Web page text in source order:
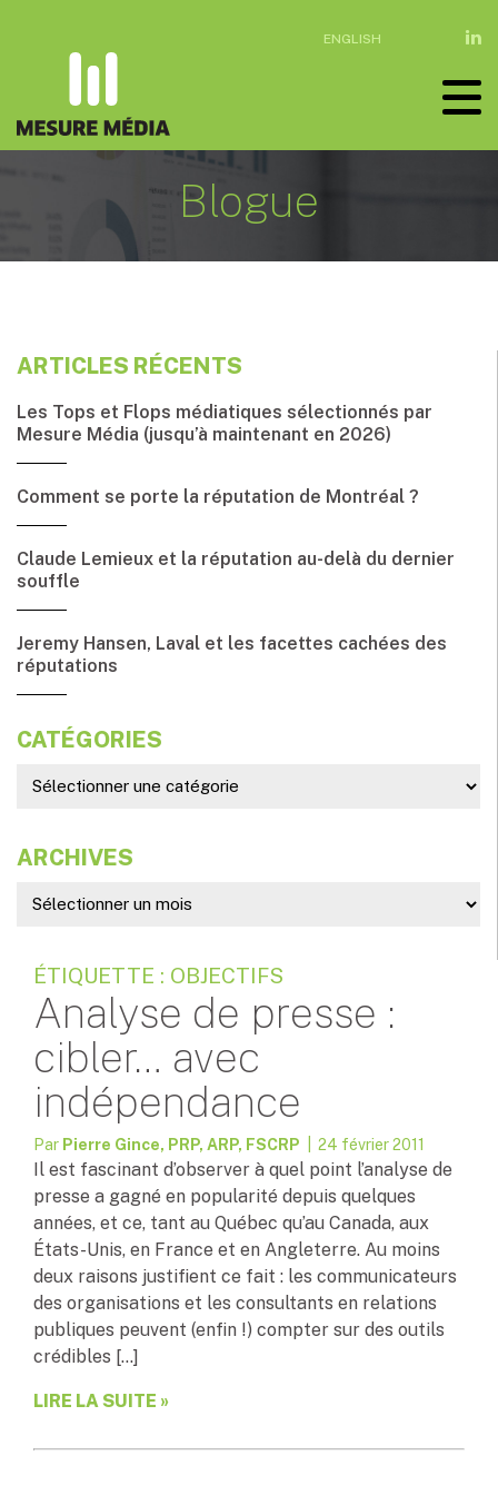
ENGLISH
Blogue
ARTICLES RÉCENTS
Les Tops et Flops médiatiques sélectionnés par
Mesure Média (jusqu’à maintenant en 2026)
Comment se porte la réputation de Montréal ?
Claude Lemieux et la réputation au-delà du dernier
souffle
Jeremy Hansen, Laval et les facettes cachées des
réputations
CATÉGORIES
ARCHIVES
ÉTIQUETTE : OBJECTIFS
Analyse de presse :
cibler… avec
indépendance
Par Pierre Gince, PRP, ARP, FSCRP | 24 février 2011
Il est fascinant d’observer à quel point l’analyse de
presse a gagné en popularité depuis quelques
années, et ce, tant au Québec qu’au Canada, aux
États-Unis, en France et en Angleterre. Au moins
deux raisons justifient ce fait : les communicateurs
des organisations et les consultants en relations
publiques peuvent (enfin !) compter sur des outils
crédibles […]
LIRE LA SUITE »